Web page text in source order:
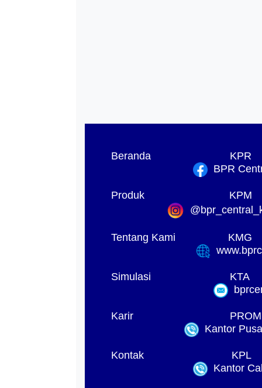
Beranda
KPR
BPR
Produk
KPM
Tentang Kami
KMG
Simulasi
KTA
Karir
Kantor
Kontak
KPL
Kantor